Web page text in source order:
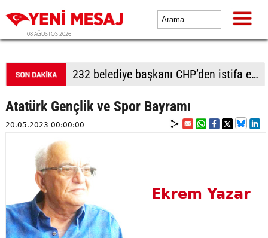
08 AĞUSTOS 2026
232 belediye başkanı CHP’den istifa etti
Atatürk Gençlik ve Spor Bayramı
20.05.2023 00:00:00
Ekrem Yazar